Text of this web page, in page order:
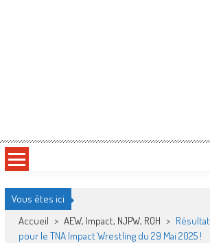
Vous êtes ici
Accueil > AEW, Impact, NJPW, ROH >
pour le TNA Impact Wrestling du 29 Mai 2025 !